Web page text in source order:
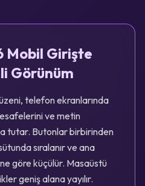
Mobil Girişte
Görünüm
telefon ekranlarında
ve metin
tutar. Butonlar birbirinden
sıralanır ve ana
göre küçülür. Masaüstü
geniş alana yayılır.